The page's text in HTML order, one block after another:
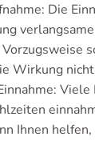
Die
Wirkung
Ihnen